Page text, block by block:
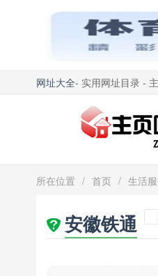
网址大全- 实用网址目录 -
所在位置 / 首页 / 生活
安徽铁通